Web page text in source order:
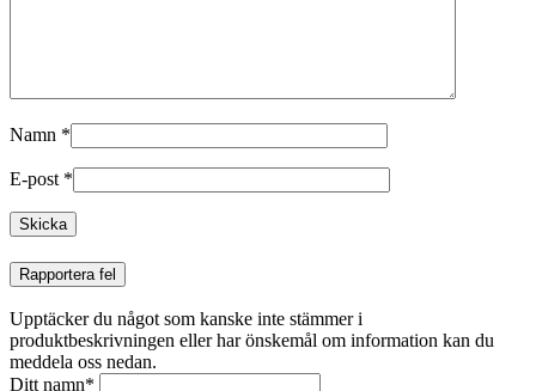
Namn *
E-post *
Rapportera fel
Upptäcker du något som kanske inte stämmer i
produktbeskrivningen eller har önskemål om information kan du
meddela oss nedan.
Ditt namn*